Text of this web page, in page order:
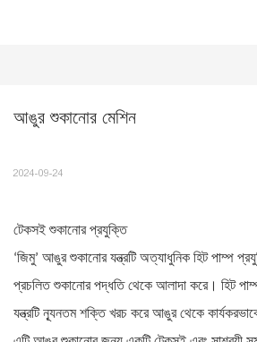
আঙুর শুকানোর মেশিন
2024-09-24
টেকসই শুকানোর প্রযুক্তি
‘জিমু’ আঙুর শুকানোর যন্ত্রটি অত্যাধুনিক হিট পাম্প
প্রচলিত শুকানোর পদ্ধতি থেকে আলাদা করে। হিট
যন্ত্রটি ন্যূনতম শক্তি খরচ করে আঙুর থেকে